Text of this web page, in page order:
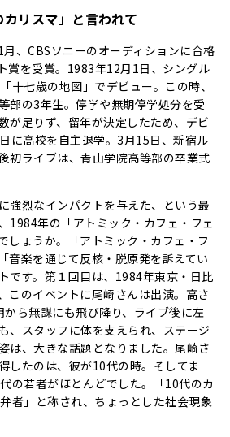
リスマ」と言われて
、CBSソニーのオーディションに合格
賞を受賞。1983年12月1日、シングル
十七歳の地図」でデビュー。この時、
部の3年生。停学や無期停学処分を受
が足りず、留年が決定したため、デビ
に高校を自主退学。3月15日、新宿ル
初ライブは、青山学院高等部の卒業式
強烈なインパクトを与えた、という最
1984年の「アトミック・カフェ・フェ
しょうか。「アトミック・カフェ・フ
音楽を通じて反核・脱原発を訴えてい
です。第１回目は、1984年東京・日比
このイベントに尾崎さんは出演。高さ
ら無謀にも飛び降り、ライブ後に左
、スタッフに体を支えられ、ステージ
は、大きな話題となりました。尾崎さ
したのは、彼が10代の時。そしてま
の若者がほとんどでした。「10代のカ
者」と称され、ちょっとした社会現象